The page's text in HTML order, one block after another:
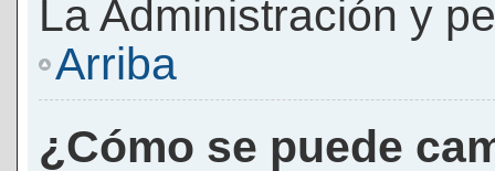
La Administración y
Arriba
¿Cómo se puede